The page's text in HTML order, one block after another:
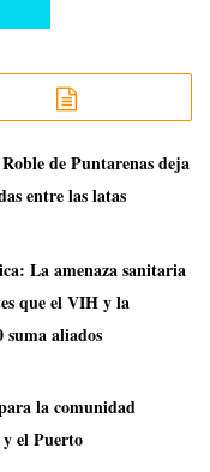
de Puntarenas deja
entre las latas
La amenaza sanitaria
que el VIH y la
suma aliados
la comunidad
el Puerto